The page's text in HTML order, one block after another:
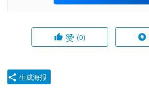
赞 (0)
生成海报